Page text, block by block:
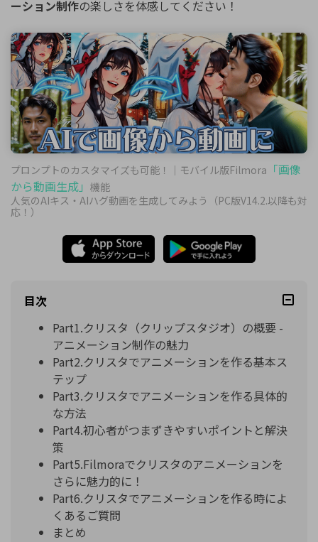
ーション制作の楽しさを体感してください！
プロンプトのカスタマイズも可能！｜モバイル版Filmora 「画像
から動画生成」 機能
人気のAIキス・AIハグ動画を生成してみよう（PC版V14.2.以降も対
応！）
目次
Part1.クリスタ（クリップスタジオ）の概要 -
アニメーション制作の魅力
Part2.クリスタでアニメーションを作る基本ス
テップ
Part3.クリスタでアニメーションを作る具体的
な方法
Part4.初心者がつまずきやすいポイントと解決
策
Part5.Filmoraでクリスタのアニメーションを
さらに魅力的に！
Part6.クリスタでアニメーションを作る時によ
くあるご質問
まとめ